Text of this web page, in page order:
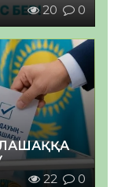
20 0
22 0